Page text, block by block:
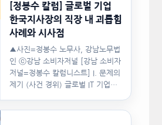
[정봉수 칼럼] 글로벌 기업
한국지사장의 직장 내 괴롭힘
사례와 시사점
▲사진=정봉수 노무사, 강남노무법
인 ⓒ강남 소비자저널 [강남 소비자
저널=정봉수 칼럼니스트] I. 문제의
제기 (사건 경위) 글로벌 IT 기업의